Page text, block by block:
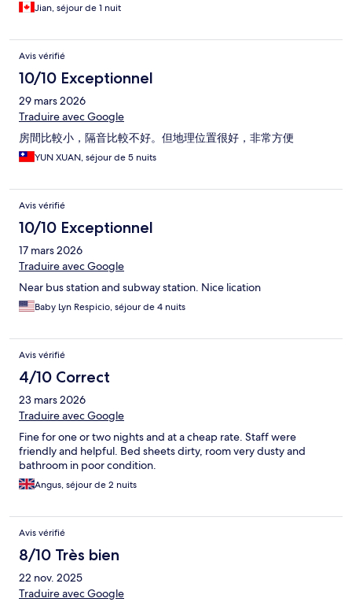
Jian, séjour de 1 nuit
Avis vérifié
10/10 Exceptionnel
29 mars 2026
Traduire avec Google
房間比較小，隔音比較不好。但地理位置很好，非常方便
YUN XUAN, séjour de 5 nuits
Avis vérifié
10/10 Exceptionnel
17 mars 2026
Traduire avec Google
Near bus station and subway station. Nice lication
Baby Lyn Respicio, séjour de 4 nuits
Avis vérifié
4/10 Correct
23 mars 2026
Traduire avec Google
Fine for one or two nights and at a cheap rate. Staff were
friendly and helpful. Bed sheets dirty, room very dusty and
bathroom in poor condition.
Angus, séjour de 2 nuits
Avis vérifié
8/10 Très bien
22 nov. 2025
Traduire avec Google